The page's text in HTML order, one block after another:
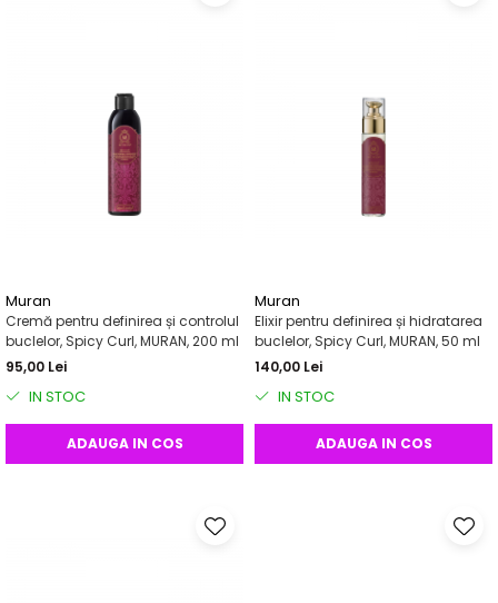
Muran
Cremă pentru definirea și controlul
buclelor, Spicy Curl, MURAN, 200 ml
95,00 Lei
IN STOC
ADAUGA IN COS
Muran
Elixir pentru definirea și hidratarea
buclelor, Spicy Curl, MURAN, 50 ml
140,00 Lei
IN STOC
ADAUGA IN COS